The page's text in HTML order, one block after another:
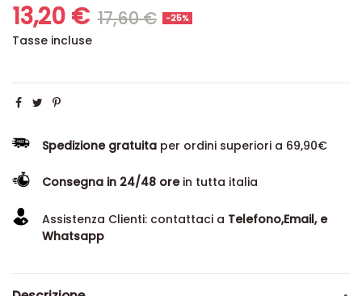
13,20 € 17,60 € -25%
Tasse incluse
Spedizione gratuita per ordini superiori a 69,90€
Consegna in 24/48 orein tutta italia
Assistenza Clienti: contattaci a Telefono,Email, e
Whatsapp